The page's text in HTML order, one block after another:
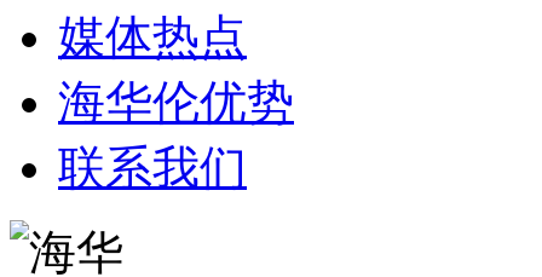
媒体热点
海华伦优势
联系我们